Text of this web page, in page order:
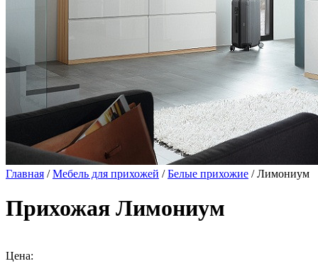
Главная /Мебель для прихожей /Белые прихожие / Лимониум
Прихожая Лимониум
Цена: